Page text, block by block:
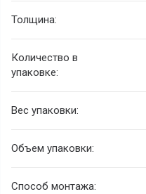
Толщина:
Количество в
упаковке:
Вес упаковки:
Объем упаковки:
Способ монтажа: